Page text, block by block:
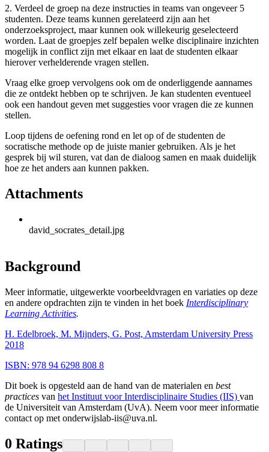
2. Verdeel de groep na deze instructies in teams van ongeveer 5
studenten. Deze teams kunnen gerelateerd zijn aan het
onderzoeksproject, maar kunnen ook willekeurig geselecteerd
worden. Laat de groepjes zelf bepalen welke disciplinaire inzichten
mogelijk in conflict zijn met elkaar en laat de studenten elkaar
hierover verhelderende vragen stellen.
Vraag elke groep vervolgens ook om de onderliggende aannames
die ze ontdekt hebben op te schrijven. Je kan studenten eventueel
ook een handout geven met suggesties voor vragen die ze kunnen
stellen.
Loop tijdens de oefening rond en let op of de studenten de
socratische methode op de juiste manier gebruiken. Als je het
gesprek bij wil sturen, vat dan de dialoog samen en maak duidelijk
hoe ze het anders aan kunnen pakken.
Attachments
david_socrates_detail.jpg
Background
Meer informatie, uitgewerkte voorbeeldvragen en variaties op deze
en andere opdrachten zijn te vinden in het boek Interdisciplinary
Learning Activities.
H. Edelbroek, M. Mijnders, G. Post, Amsterdam University Press
2018
ISBN: 978 94 6298 808 8
Dit boek is opgesteld aan de hand van de materialen en best
practices van het Instituut voor Interdisciplinaire Studies (IIS) van
de Universiteit van Amsterdam (UvA). Neem voor meer informatie
contact op met onderwijslab-iis@uva.nl.
0 Ratings